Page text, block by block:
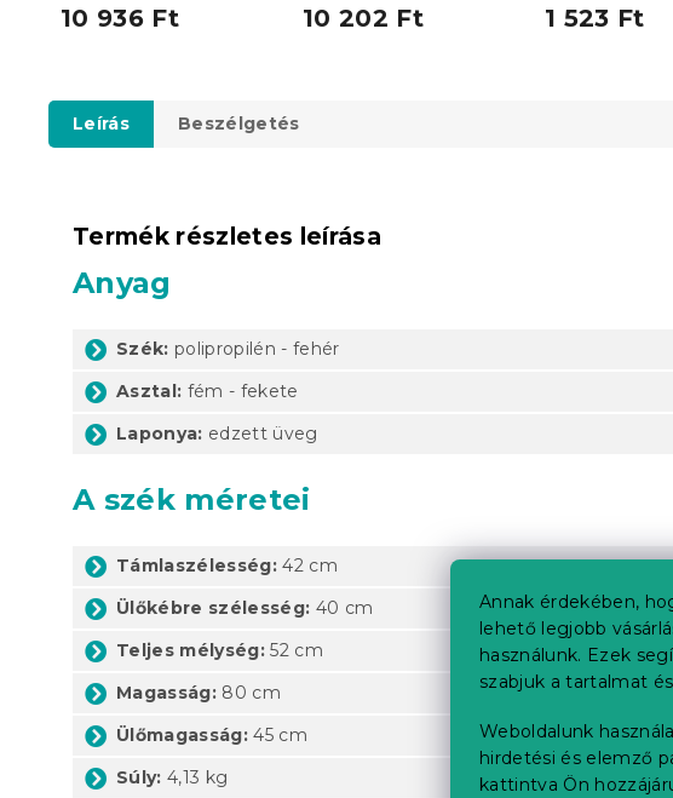
Annak érdekében,
lehető legjobb
használunk. Ezek
szabjuk a tartalmat
Weboldalunk
hirdetési és elemző
kattintva Ön
10 936 Ft 10 202 Ft 1 523 Ft
Leírás Beszélgetés
Termék részletes leírása
Anyag
Szék: polipropilén - fehér
Asztal: fém - fekete
Laponya: edzett üveg
A szék méretei
Támlaszélesség: 42 cm
Ülőkébre szélesség: 40 cm
Teljes mélység: 52 cm
Magasság: 80 cm
Ülőmagasság: 45 cm
Súly: 4,13 kg